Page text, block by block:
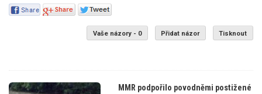
Vaše názory - 0 Přidat názor Tisknout
MMR podpořilo povodněmi postižené